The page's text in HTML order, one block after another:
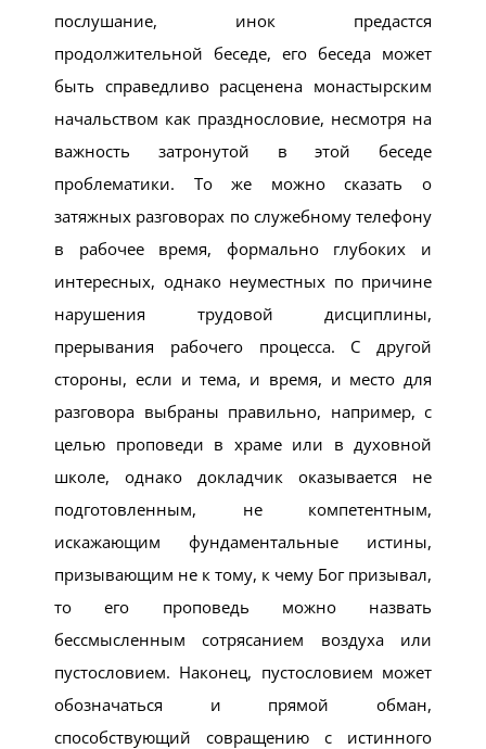
послушание, инок предастся
продолжительной беседе, его беседа может
быть справедливо расценена монастырским
начальством как празднословие, несмотря на
важность затронутой в этой беседе
проблематики. То же можно сказать о
затяжных разговорах по служебному телефону
в рабочее время, формально глубоких и
интересных, однако неуместных по причине
нарушения трудовой дисциплины,
прерывания рабочего процесса. С другой
стороны, если и тема, и время, и место для
разговора выбраны правильно, например, с
целью проповеди в храме или в духовной
школе, однако докладчик оказывается не
подготовленным, не компетентным,
искажающим фундаментальные истины,
призывающим не к тому, к чему Бог призывал,
то его проповедь можно назвать
бессмысленным сотрясанием воздуха или
пустословием. Наконец, пустословием может
обозначаться и прямой обман,
способствующий совращению с истинного